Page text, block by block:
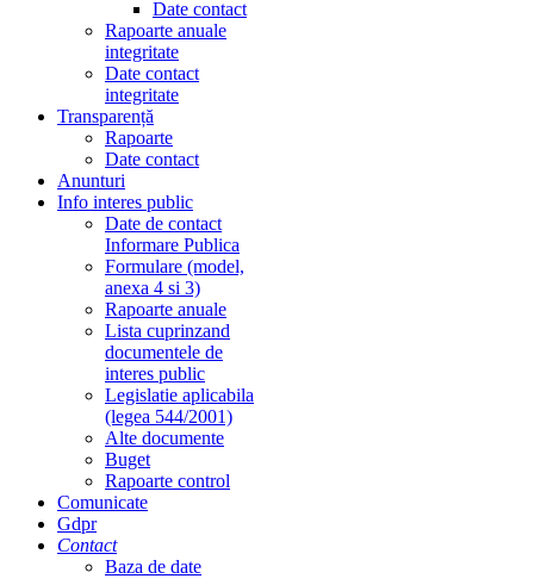
Date contact
Rapoarte anuale
integritate
Date contact
integritate
Transparență
Rapoarte
Date contact
Anunturi
Info interes public
Date de contact
Informare Publica
Formulare (model,
anexa 4 si 3)
Rapoarte anuale
Lista cuprinzand
documentele de
interes public
Legislatie aplicabila
(legea 544/2001)
Alte documente
Buget
Rapoarte control
Comunicate
Gdpr
Contact
Baza de date